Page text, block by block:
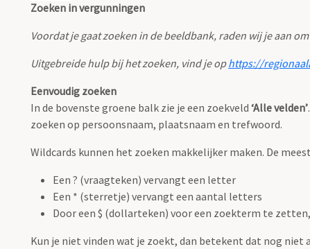
Zoeken in vergunningen
Voordat je gaat zoeken in de beeldbank, raden wij je aan
Uitgebreide hulp bij het zoeken, vind je ophttps://
Eenvoudig zoeken
In de bovenste groene balk zie je een zoekveld ‘Alle velden’
zoeken op persoonsnaam, plaatsnaam en trefwoord.
Wildcards kunnen het zoeken makkelijker maken. De
Een ? (vraagteken) vervangt een letter
Een * (sterretje) vervangt een aantal letters
Door een $ (dollarteken) voor een zoekterm te
Kun je niet vinden wat je zoekt, dan betekent dat nog